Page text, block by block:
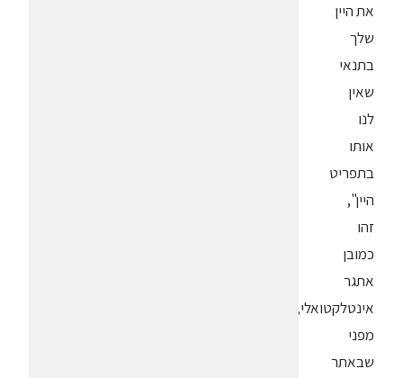
את היין
שלך
בתנאי
שאין
לנו
אותו
בתפריט
היין",
זהו
כמובן
אתגר
אינטלקטואלי,
מפני
שבאתר